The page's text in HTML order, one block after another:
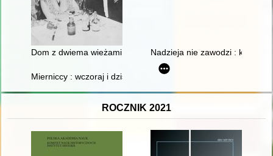
Dom z dwiema wieżami Nadzieja nie zawodzi : księga
Mierniccy : wczoraj i dziś
ROCZNIK 2021